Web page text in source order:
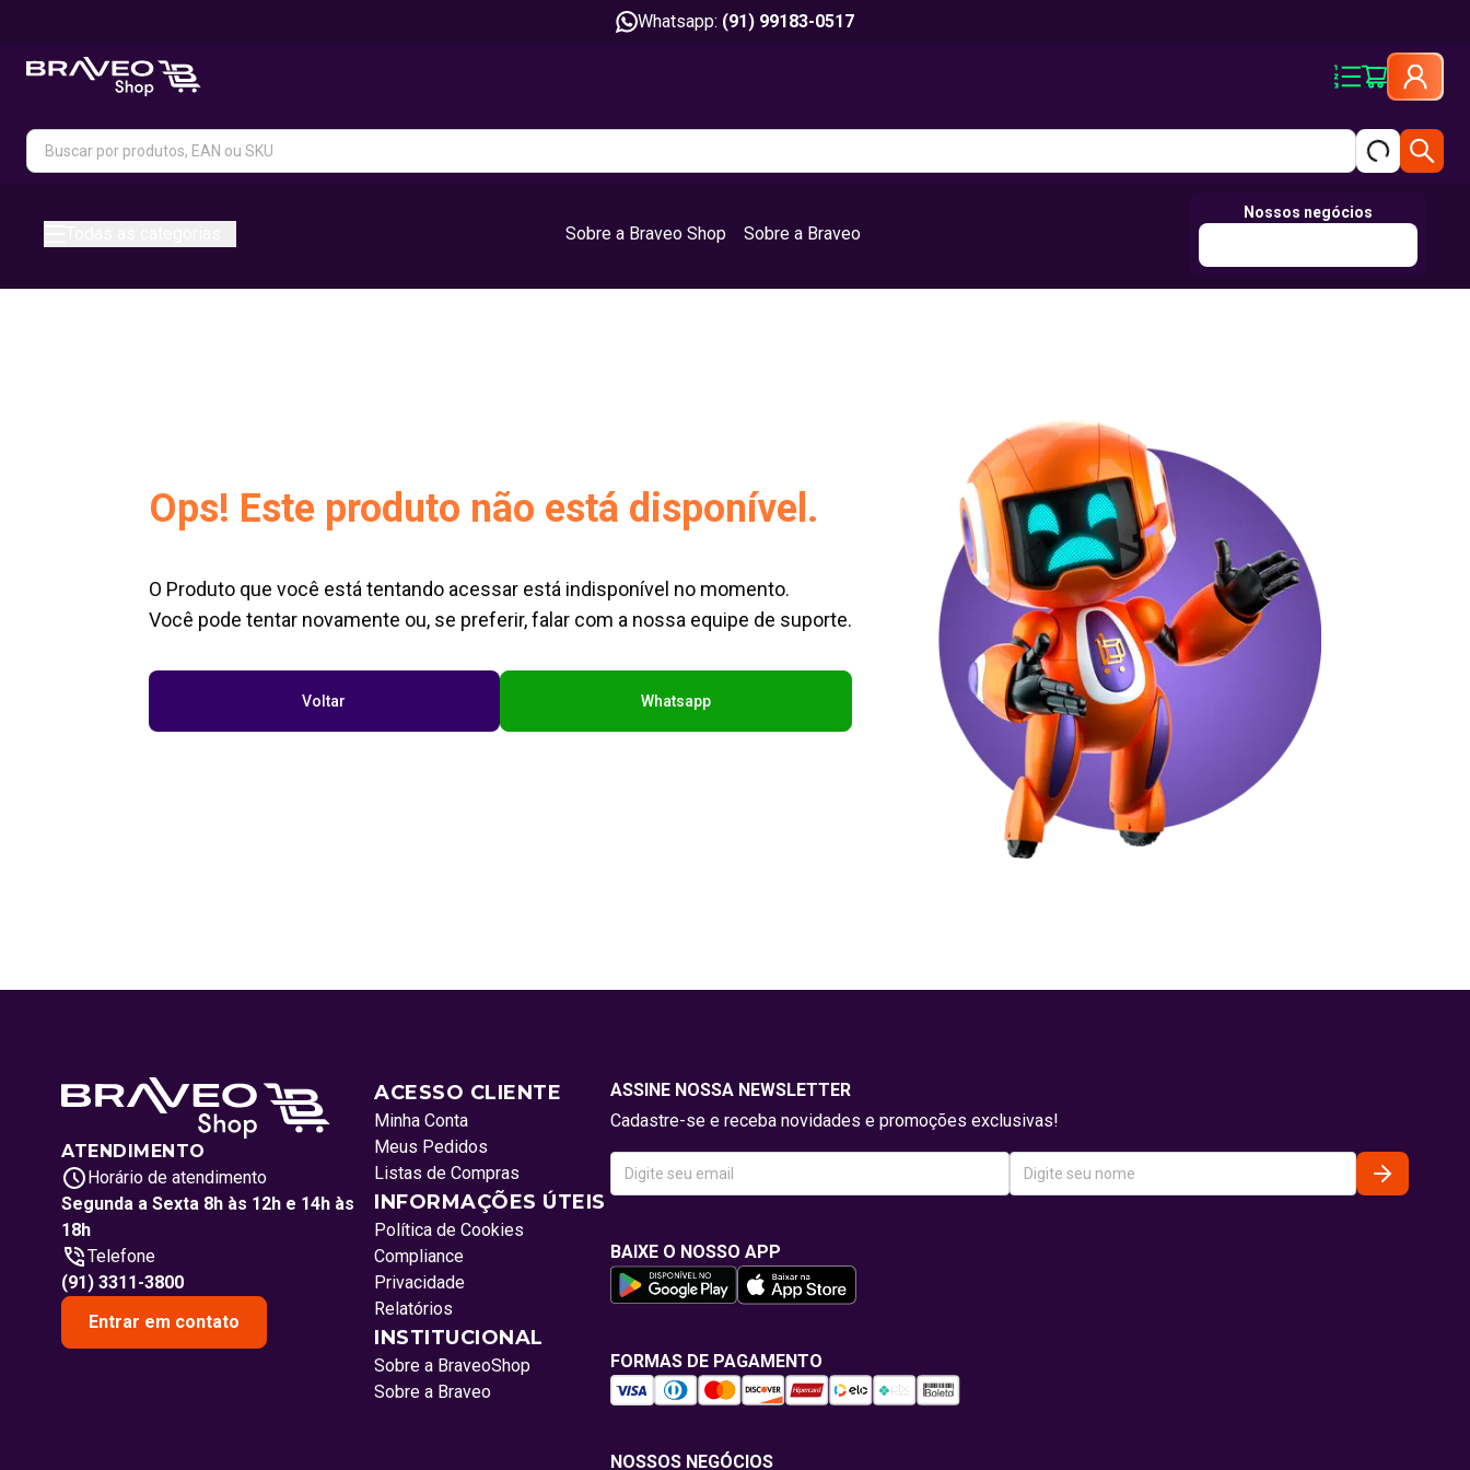
Whatsapp: (91) 99183-0517
Sobre a Braveo Shop Sobre a Braveo
Nossos negócios
Ops! Este produto não está disponível.
O Produto que você está tentando acessar está indisponível no momento.
Você pode tentar novamente ou, se preferir, falar com a nossa equipe de suporte.
Voltar Whatsapp
ATENDIMENTO
Horário de atendimento
Segunda a Sexta 8h às 12h e 14h às
18h
Telefone
(91) 3311-3800
Entrar em contato
ACESSO CLIENTE
Minha Conta
Meus Pedidos
Listas de Compras
INFORMAÇÕES ÚTEIS
Política de Cookies
Compliance
Privacidade
Relatórios
INSTITUCIONAL
Sobre a BraveoShop
Sobre a Braveo
ASSINE NOSSA NEWSLETTER
Cadastre-se e receba novidades e promoções exclusivas!
BAIXE O NOSSO APP
FORMAS DE PAGAMENTO
NOSSOS NEGÓCIOS